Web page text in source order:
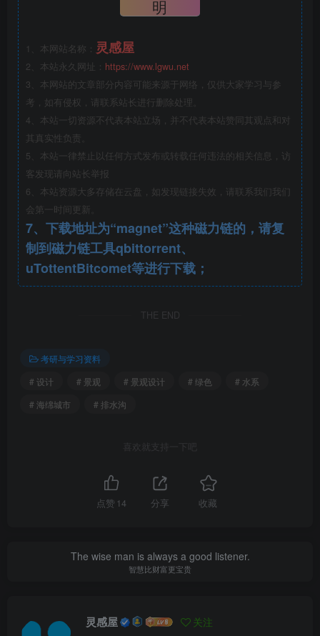
若按常规设计，室外走管空间被地铁楼梯占用，需考虑
在地下室至少内凹相应空间，才能满足室外给排水管网敷设
要求。若按此原则调整地下室轮廓，每层地下室损失3个车
位，2层地下室共损失6个停车位，建筑专业在其余区域无法
补足车位，届时影响规划车位数量，影响项目验收。经项目
组各专业多轮讨论协商后，决定由水专业调整室外管网敷设
方式。室外给排水管道要经过此段狭窄区域，必须在垂直方
向上分层敷设才可。根据《建筑给水排水设计标准》（GB
50015-2019，以下简称“建水标”）3.6.10条规定“给水引入管
与排水排出管的净距不得小于1m。建筑物内埋地敷设的生活
给水管与排水管之间的最小净距，平行埋设时不宜小于
0.50m；交叉埋设时不应小于0.15m，且给水管应在排水管的
1m，最小的700砖砌或混凝土检查井安装空间至少要
围内敷设。雨水管道相较污水管道堵塞的可能性稍小，故设
计时考虑将雨水管敷设在最下层，由于地下室退线扣除地铁
楼梯占用空间外，只剩1m，此处室外雨水若采用管道，管道
mm（高）混凝土箱涵，箱涵敷设到避开楼梯段时转弯接到
明
1、本网站名称： 灵感屋
2、本站永久网址： https://www.lgwu.net
3、本网站的文章部分内容可能来源于网络，仅供大家学习与参
考，如有侵权，请联系站长进行删除处理。
4、本站一切资源不代表本站立场，并不代表本站赞同其观点和对
其真实性负责。
5、本站一律禁止以任何方式发布或转载任何违法的相关信息，访
客发现请向站长举报
6、本站资源大多存储在云盘，如发现链接失效，请联系我们我们
会第一时间更新。
7、下载地址为“magnet”这种磁力链的，请复
制到磁力链工具qbittorrent、
uTottentBitcomet等进行下载；
THE END
考研与学习资料
# 设计
# 景观 # 景观设计 # 绿色
# 水系
# 海绵城市
# 排水沟
喜欢就支持一下吧
点赞 14 分享 收藏
The wise man is always a good listener.
智慧比财富更宝贵
灵感屋 关注